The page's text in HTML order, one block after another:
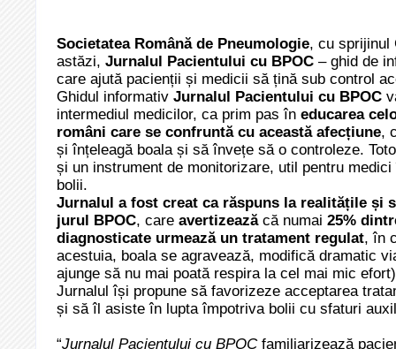
Societatea Română de Pneumologie, cu sprijinul
astăzi, Jurnalul Pacientului cu BPOC – ghid de
care ajută pacienții și medicii să țină sub control
Ghidul informativ Jurnalul Pacientului cu BPOC
intermediul medicilor, ca prim pas în educarea
români care se confruntă cu această afecțiune,
și înțeleagă boala și să învețe să o controleze.
și un instrument de monitorizare, util pentru
bolii.
Jurnalul a fost creat ca răspuns la realitățile și
jurul BPOC, care avertizează că numai 25%
diagnosticate urmează un tratament regulat, în
acestuia, boala se agravează, modifică dramatic
ajunge să nu mai poată respira la cel mai mic
Jurnalul își propune să favorizeze acceptarea
și să îl asiste în lupta împotriva bolii cu sfaturi
“Jurnalul Pacientului cu BPOCfamiliarizează